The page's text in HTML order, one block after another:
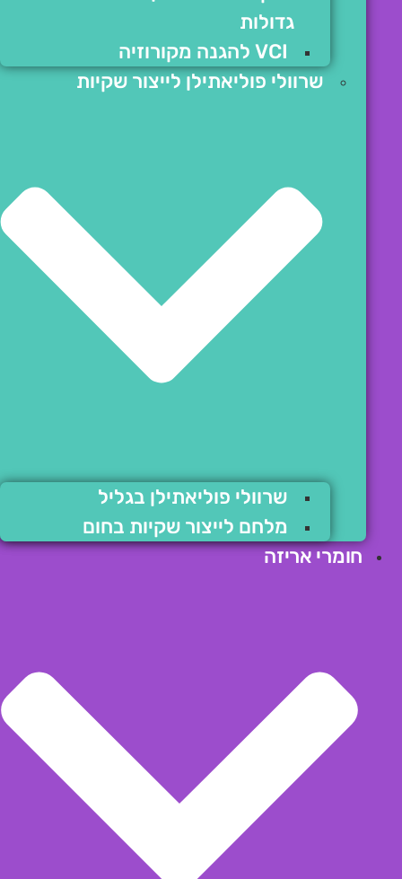
גדולות
VCI להגנה מקורוזיה
שרוולי פוליאתילן לייצור שקיות
שרוולי פוליאתילן בגליל
מלחם לייצור שקיות בחום
חומרי אריזה